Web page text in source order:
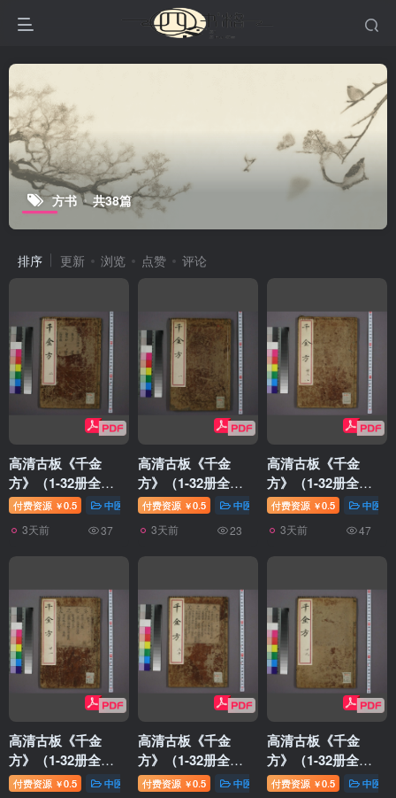
方书 共38篇
排序 更新 浏览 点赞 评论
高清古板《千金
方》（1-32册全）
02
付费资源 ￥0.5 中医针灸
3天前 37
高清古板《千金
方》（1-32册全）
01
付费资源 ￥0.5 中医针灸
3天前 23
高清古板《千金
方》（1-32册全）
32
付费资源 ￥0.5 中医针
3天前 47
高清古板《千金
方》（1-32册全）
31
付费资源 ￥0.5 中医针灸
高清古板《千金
方》（1-32册全）
30
付费资源 ￥0.5 中医针灸
高清古板《千金
方》（1-32册全）
29
付费资源 ￥0.5 中医针